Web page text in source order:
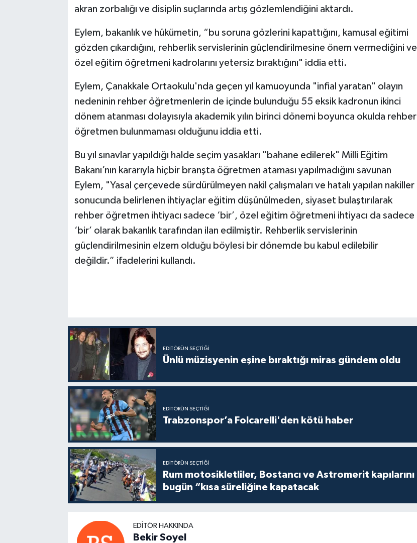
akran zorbalığı ve disiplin suçlarında artış gözlemlendiğini aktardı.
Eylem, bakanlık ve hükümetin, “bu soruna gözlerini kapattığını, kamusal eğitimi
gözden çıkardığını, rehberlik servislerinin güçlendirilmesine önem vermediğini ve
özel eğitim öğretmeni kadrolarını yetersiz bıraktığını" iddia etti.
Eylem, Çanakkale Ortaokulu'nda geçen yıl kamuoyunda "infial yaratan" olayın
nedeninin rehber öğretmenlerin de içinde bulunduğu 55 eksik kadronun ikinci
dönem atanması dolayısıyla akademik yılın birinci dönemi boyunca okulda rehber
öğretmen bulunmaması olduğunu iddia etti.
Bu yıl sınavlar yapıldığı halde seçim yasakları "bahane edilerek" Milli Eğitim
Bakanı’nın kararıyla hiçbir branşta öğretmen ataması yapılmadığını savunan
Eylem, "Yasal çerçevede sürdürülmeyen nakil çalışmaları ve hatalı yapılan nakiller
sonucunda belirlenen ihtiyaçlar eğitim düşünülmeden, siyaset bulaştırılarak
rehber öğretmen ihtiyacı sadece ‘bir’, özel eğitim öğretmeni ihtiyacı da sadece
‘bir’ olarak bakanlık tarafından ilan edilmiştir. Rehberlik servislerinin
güçlendirilmesinin elzem olduğu böylesi bir dönemde bu kabul edilebilir
değildir.” ifadelerini kullandı.
EDITÖRÜN SEÇTIĞI
Ünlü müzisyenin eşine bıraktığı miras gündem oldu
EDITÖRÜN SEÇTIĞI
Trabzonspor’a Folcarelli'den kötü haber
EDITÖRÜN SEÇTIĞI
Rum motosikletliler, Bostancı ve Astromerit kapılarını
bugün “kısa süreliğine kapatacak
EDITÖR HAKKINDA
Bekir Soyel